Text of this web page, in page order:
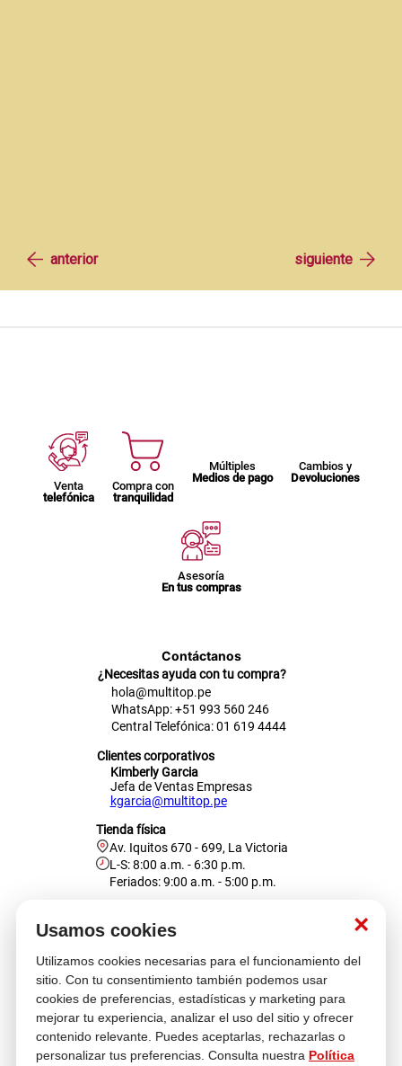
×
Usamos cookies
Utilizamos cookies necesarias para el funcionamiento del
sitio. Con tu consentimiento también podemos usar
cookies de preferencias, estadísticas y marketing para
mejorar tu experiencia, analizar el uso del sitio y ofrecer
contenido relevante. Puedes aceptarlas, rechazarlas o
personalizar tus preferencias. Consulta nuestra Política
Venta
telefónica
Compra con
tranquilidad
Múltiples
Medios de pago
Cambios y
Devoluciones
Asesoría
En tus compras
Contáctanos
¿Necesitas ayuda con tu compra?
hola@multitop.pe
WhatsApp: +51 993 560 246
Central Telefónica: 01 619 4444
Clientes corporativos
Kimberly Garcia
Jefa de Ventas Empresas
kgarcia@multitop.pe
Tienda física
Av. Iquitos 670 - 699, La Victoria
L-S: 8:00 a.m. - 6:30 p.m.
Feriados: 9:00 a.m. - 5:00 p.m.
Atención al cliente
Descubre más